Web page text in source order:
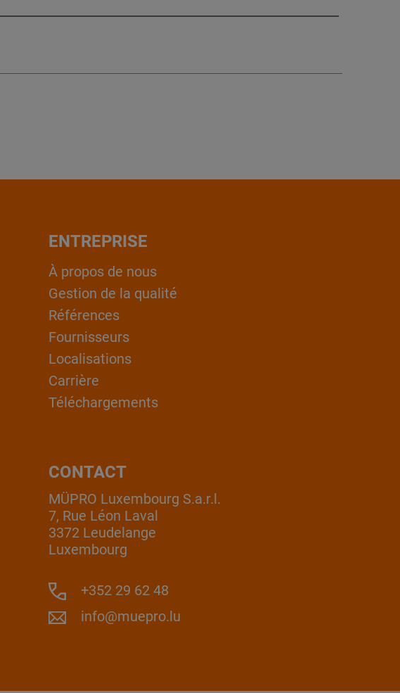
ENTREPRISE
À propos de nous
Gestion de la qualité
Références
Fournisseurs
Localisations
Carrière
Téléchargements
CONTACT
MÜPRO Luxembourg S.a.r.l.
7, Rue Léon Laval
3372 Leudelange
Luxembourg
+352 29 62 48
info@muepro.lu